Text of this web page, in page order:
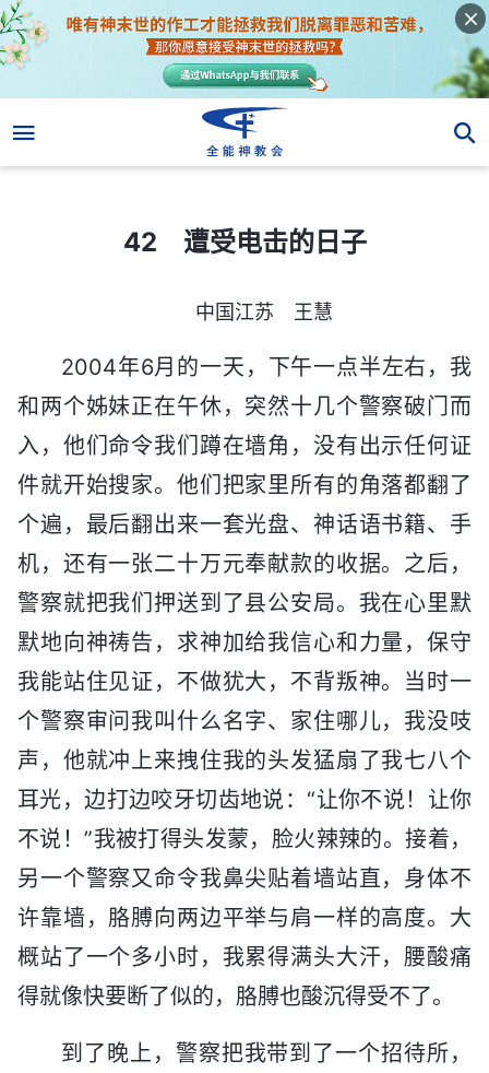
42 遭受电击的日子
中国江苏 王慧
2004年6月的一天，下午一点半左右，我
和两个姊妹正在午休，突然十几个警察破门而
入，他们命令我们蹲在墙角，没有出示任何证
件就开始搜家。他们把家里所有的角落都翻了
个遍，最后翻出来一套光盘、神话语书籍、手
机，还有一张二十万元奉献款的收据。之后，
警察就把我们押送到了县公安局。我在心里默
默地向神祷告，求神加给我信心和力量，保守
我能站住见证，不做犹大，不背叛神。当时一
个警察审问我叫什么名字、家住哪儿，我没吱
声，他就冲上来拽住我的头发猛扇了我七八个
耳光，边打边咬牙切齿地说：“让你不说！让你
不说！”我被打得头发蒙，脸火辣辣的。接着，
另一个警察又命令我鼻尖贴着墙站直，身体不
许靠墙，胳膊向两边平举与肩一样的高度。大
概站了一个多小时，我累得满头大汗，腰酸痛
得就像快要断了似的，胳膊也酸沉得受不了。
到了晚上，警察把我带到了一个招待所，